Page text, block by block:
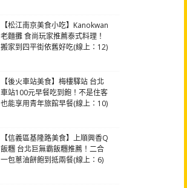
【松江南京美食小吃】Kanokwan
老麵攤 食尚玩家推薦泰式料理！
搬家到四平街依舊好吃(線上：12)
【後火車站美食】梅樓驛站 台北
車站100元早餐吃到飽！不是住客
也能享用青年旅館早餐(線上：10)
【信義區基隆路美食】上順興香Q
飯糰 台北巨無霸飯糰推薦！二合
一包蔥油餅飽到抵兩餐(線上：6)